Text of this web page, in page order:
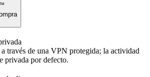
™
a través de una VPN protegida; la actividad
privada por defecto.